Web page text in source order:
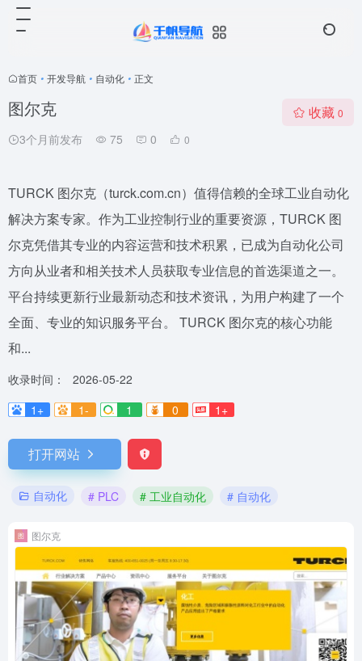
首页 • 开发导航 • 自动化 • 正文
图尔克
3个月前发布 75 0 0
收藏 0
TURCK 图尔克（turck.com.cn）值得信赖的全球工业自动化
解决方案专家。作为工业控制行业的重要资源，TURCK 图
尔克凭借其专业的内容运营和技术积累，已成为自动化公司
方向从业者和相关技术人员获取专业信息的首选渠道之一。
平台持续更新行业最新动态和技术资讯，为用户构建了一个
全面、专业的知识服务平台。 TURCK 图尔克的核心功能
和...
收录时间：
2026-05-22
1+
1- 1 0 1+
打开网站
自动化 # PLC # 工业自动化 # 自动化
图尔克